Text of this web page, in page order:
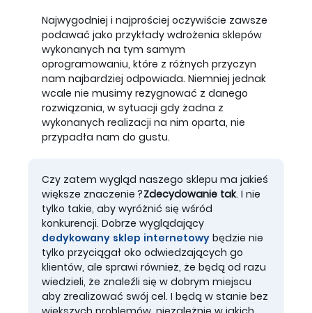
Najwygodniej i najprościej oczywiście zawsze
podawać jako przykłady wdrożenia sklepów
wykonanych na tym samym
oprogramowaniu, które z różnych przyczyn
nam najbardziej odpowiada. Niemniej jednak
wcale nie musimy rezygnować z danego
rozwiązania, w sytuacji gdy żadna z
wykonanych realizacji na nim oparta, nie
przypadła nam do gustu.
Czy zatem wygląd naszego sklepu ma jakieś
większe znaczenie?Zdecydowanie tak. I nie
tylko takie, aby wyróżnić się wśród
konkurencji. Dobrze wyglądający
dedykowany sklep internetowy będzie nie
tylko przyciągał oko odwiedzających go
klientów, ale sprawi również, że będą od razu
wiedzieli, że znaleźli się w dobrym miejscu
aby zrealizować swój cel. I będą w stanie bez